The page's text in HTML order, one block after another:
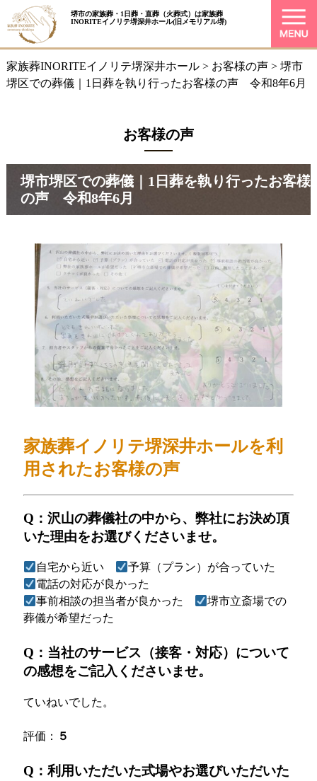
堺市の家族葬・1日葬・直葬（火葬式）は家族葬
INORITEイノリテ堺深井ホール(旧メモリアル堺)
家族葬INORITEイノリテ堺深井ホール> お客様の声> 堺市
堺区での葬儀｜1日葬を執り行ったお客様の声 令和8年6月
お客様の声
堺市堺区での葬儀｜1日葬を執り行ったお客様
の声 令和8年6月
家族葬イノリテ堺深井ホールを利
用されたお客様の声
Q：沢山の葬儀社の中から、弊社にお決め頂
いた理由をお選びくださいませ。
自宅から近い
予算（プラン）が合っていた
電話の対応が良かった
事前相談の担当者が良かった
堺市立斎場での
葬儀が希望だった
Q：当社のサービス（接客・対応）について
の感想をご記入くださいませ。
ていねいでした。
評価： ５
Q：利用いただいた式場やお選びいただいた